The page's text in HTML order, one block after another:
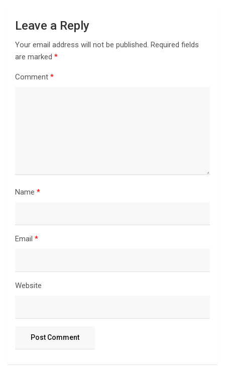
Leave a Reply
Your email address will not be published. Required fields
are marked *
Comment *
Name *
Email *
Website